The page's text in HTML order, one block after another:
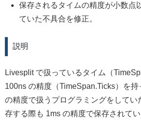
保存されるタイムの精度が小数点
ていた不具合を修正。
説明
Livesplit で扱っているタイム（
100ns の精度（TimeSpan.Ticks）を
の精度で扱うプログラミングをしてい
存する際も 1ms の精度で保存されてい